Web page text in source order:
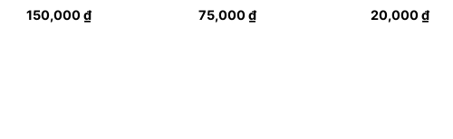
150,000₫ 75,000₫ 20,000₫